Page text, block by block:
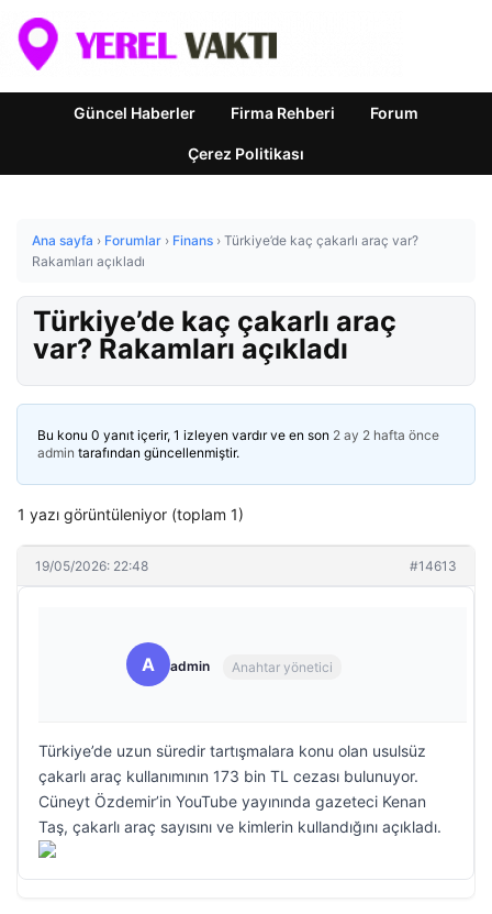
Güncel Haberler Firma Rehberi Forum
Çerez Politikası
Ana sayfa › Forumlar › Finans › Türkiye’de kaç çakarlı araç var?
Rakamları açıkladı
Türkiye’de kaç çakarlı araç
var? Rakamları açıkladı
Bu konu 0 yanıt içerir, 1 izleyen vardır ve en son 2 ay 2 hafta önce
admin tarafından güncellenmiştir.
1 yazı görüntüleniyor (toplam 1)
19/05/2026: 22:48 #14613
A admin Anahtar yönetici
Türkiye’de uzun süredir tartışmalara konu olan usulsüz
çakarlı araç kullanımının 173 bin TL cezası bulunuyor.
Cüneyt Özdemir’in YouTube yayınında gazeteci Kenan
Taş, çakarlı araç sayısını ve kimlerin kullandığını açıkladı.